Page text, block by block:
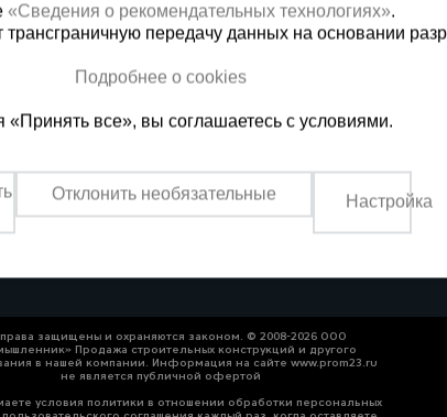
25-90 +7 (861) 225-
Пн-Пт: с 8:00 до 17:00,
защищены и охраняются законом. © 2008-2026 ООО
Продажа строительных конструкций и другого
в нашей компании. Информация на сайте www.prom23.ru
не является публичной офертой
условия политики в отношении обработки персональных
«Сведения о рекомендательных технологиях».
передачу данных на основании
Подробнее о cookies
все», вы соглашаетесь с условиями.
Отклонить необязательные Настройка